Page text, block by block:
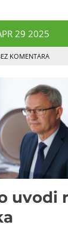
29 2025
KOMENTARA
uvodi